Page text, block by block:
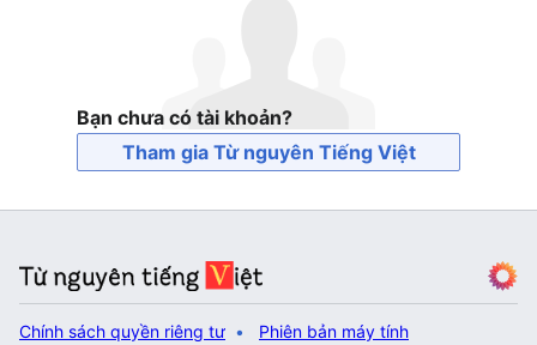
Bạn chưa có tài khoản?
Tham gia Từ nguyên Tiếng Việt
Chính sách quyền riêng tư Phiên bản máy tính